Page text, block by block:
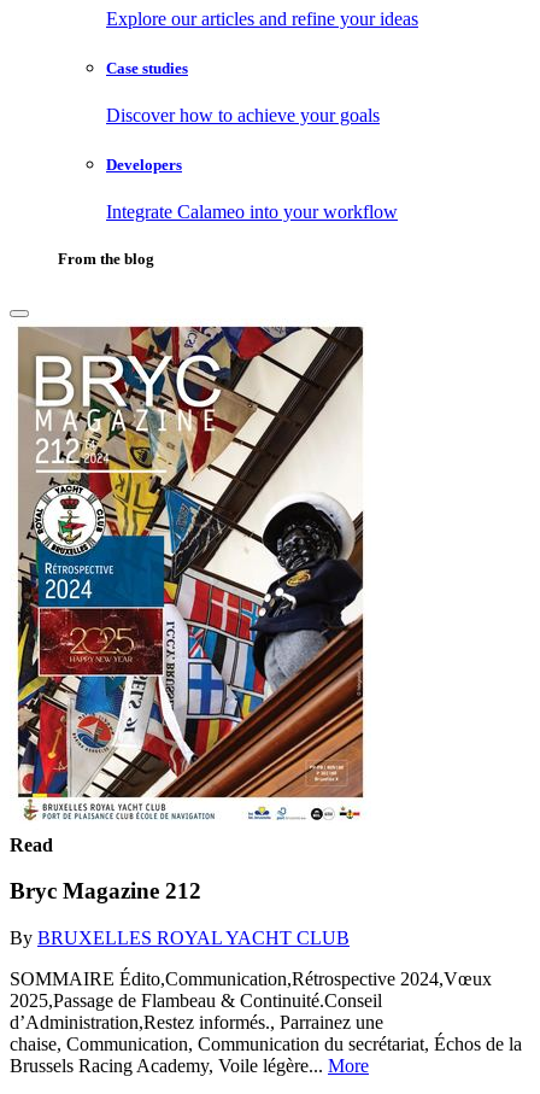
Explore our articles and refine your ideas
Case studies
Discover how to achieve your goals
Developers
Integrate Calameo into your workflow
From the blog
Read
Bryc Magazine 212
By BRUXELLES ROYAL YACHT CLUB
SOMMAIRE Édito,Communication,Rétrospective 2024,Vœux
2025,Passage de Flambeau & Continuité.Conseil
d’Administration,Restez informés., Parrainez une
chaise, Communication, Communication du secrétariat, Échos de la
Brussels Racing Academy, Voile légère... More